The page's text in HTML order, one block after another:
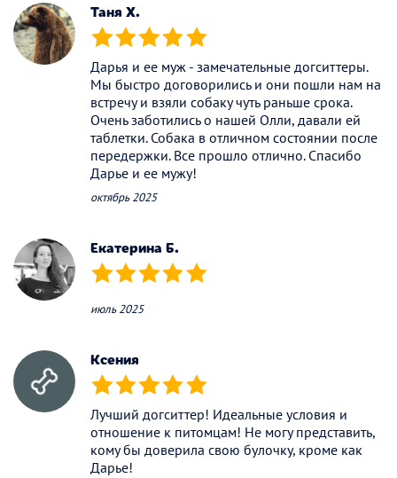
Таня Х.
(*) (*) (*) (*) (*)
Дарья и ее муж - замечательные догситтеры.
Мы быстро договорились и они пошли нам на
встречу и взяли собаку чуть раньше срока.
Очень заботились о нашей Олли, давали ей
таблетки. Собака в отличном состоянии после
передержки. Все прошло отлично. Спасибо
Дарье и ее мужу!
октябрь 2025
Екатерина Б.
(*) (*) (*) (*) (*)
июль 2025
Ксения
(*) (*) (*) (*) (*)
Лучший догситтер! Идеальные условия и
отношение к питомцам! Не могу представить,
кому бы доверила свою булочку, кроме как
Дарье!